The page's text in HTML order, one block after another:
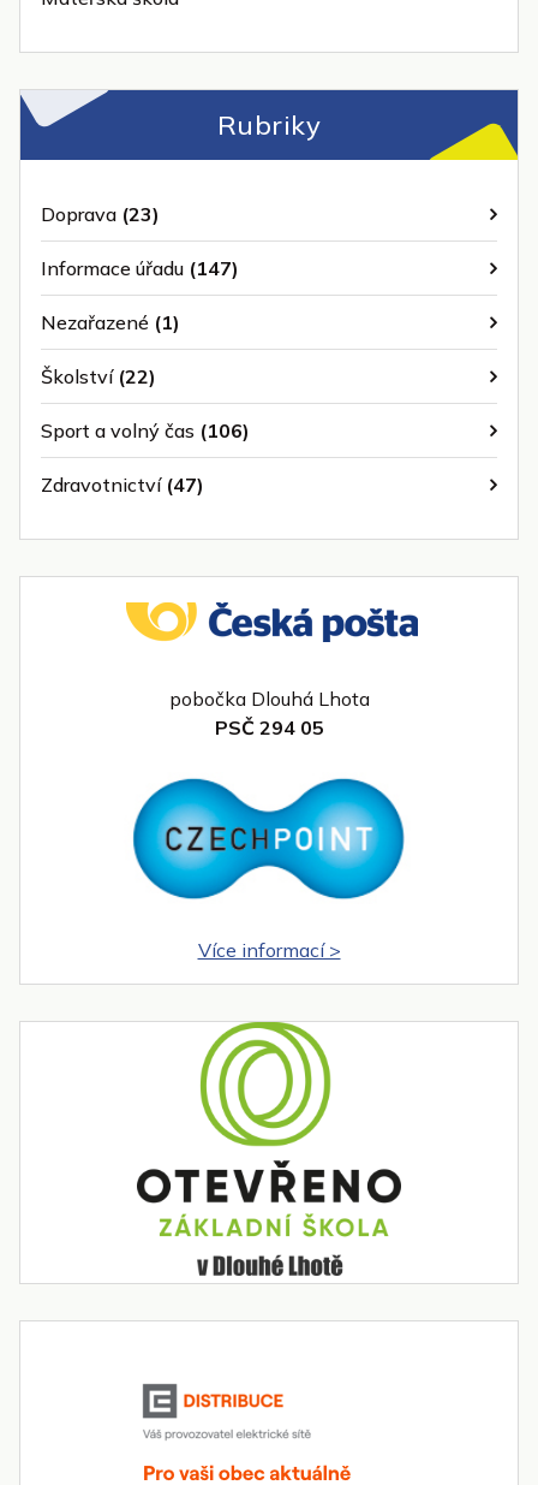
Rubriky
Doprava (23)
Informace úřadu (147)
Nezařazené (1)
Školství(22)
Sport a volný čas (106)
Zdravotnictví(47)
pobočka Dlouhá Lhota
PSČ 294 05
Více informací >